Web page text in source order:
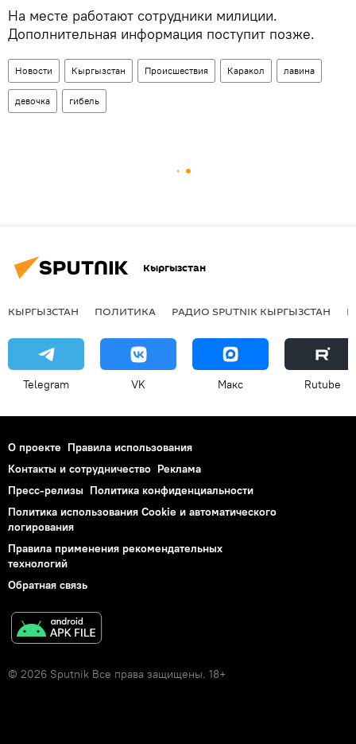
На месте работают сотрудники милиции.
Дополнительная информация поступит позже.
Новости Кыргызстан Происшествия Каракол лавина
девочка гибель
Кыргызстан
КЫРГЫЗСТАН ПОЛИТИКА РАДИО SPUTNIK КЫРГЫЗСТАН
Telegram VK Макс Rutube
О проекте Правила использования
Контакты и сотрудничество Реклама
Пресс-релизы Политика конфиденциальности
Политика использования Cookie и автоматического
логирования
Правила применения рекомендательных
технологий
Обратная связь
© 2026 Sputnik Все права защищены. 18+